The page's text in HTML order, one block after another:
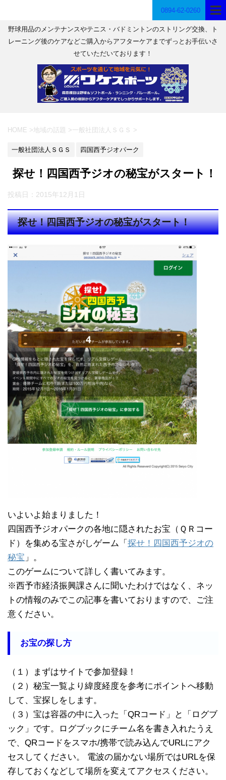
0894-62-0260
野球用品のメンテナンスやテニス・バドミントンのストリング交換、ト
レーニング後のケアなどご購入からアフターケアまでずっとお手伝いさ
せていただいております！
HOME >地域の話題 > 一般社団法人ＳＧＳ >
一般社団法人ＳＧＳ 四国西予ジオパーク
探せ！四国西予ジオの秘宝がスタート！
投稿日： 2015年12月1日
探せ！四国西予ジオの秘宝がスタート！
いよいよ始まりました！
四国西予ジオパークの各地に隠されたお宝（ＱＲコー
ド）を集める宝さがしゲーム「 探せ！四国西予ジオの
秘宝 」。
このゲームについて詳しく書いてみます。
※西予市経済振興課さんに聞いたわけではなく、ネッ
トの情報のみでこの記事を書いておりますので、ご注
意ください。
お宝の探し方
（１）まずはサイトで参加登録！
（２）秘宝一覧より緯度経度を参考にポイントへ移動
して、宝探しをします。
（３）宝は容器の中に入った「QRコード」と「ログブ
ック」です。ログブックにチーム名を書き入れたうえ
で、QRコードをスマホ/携帯で読み込んでURLにアク
セスしてください。 電波の届かない場所ではURLを保
存しておくなどして場所を変えてアクセスください。